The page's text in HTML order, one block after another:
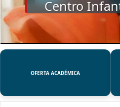
SSUE
OFERTA ACADÉMICA